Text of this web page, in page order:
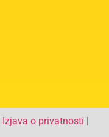
Izjava o privatnosti |